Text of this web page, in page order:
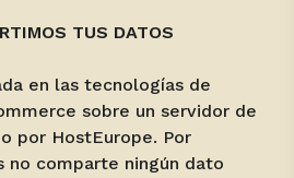
TUS DATOS
en las tecnologías de
sobre un servidor de
por HostEurope. Por
no comparte ningún dato